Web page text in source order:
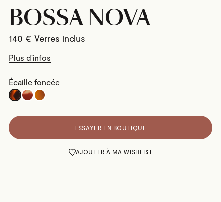
BOSSA NOVA
140 €
Plus d'infos
Écaille foncée
ESSAYER EN BOUTIQUE
AJOUTER À MA WISHLIST